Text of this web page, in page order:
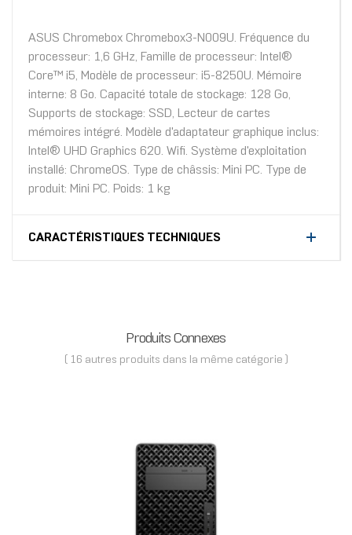
ASUS Chromebox Chromebox3-N009U. Fréquence du
processeur: 1,6 GHz, Famille de processeur: Intel®
Core™ i5, Modèle de processeur: i5-8250U. Mémoire
interne: 8 Go. Capacité totale de stockage: 128 Go,
Supports de stockage: SSD, Lecteur de cartes
mémoires intégré. Modèle d'adaptateur graphique inclus:
Intel® UHD Graphics 620. Wifi. Système d'exploitation
installé: ChromeOS. Type de châssis: Mini PC. Type de
produit: Mini PC. Poids: 1 kg
CARACTÉRISTIQUES TECHNIQUES
Produits Connexes
( 16 autres produits dans la même catégorie )